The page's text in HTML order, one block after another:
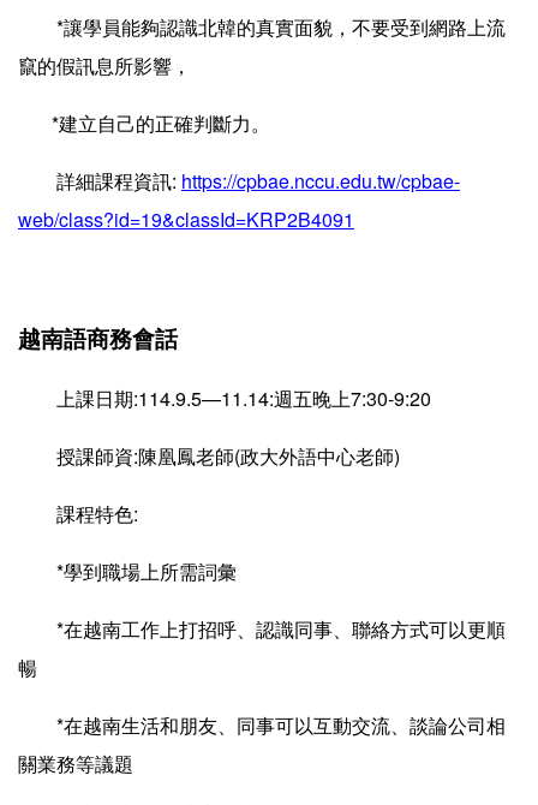
*讓學員能夠認識北韓的真實面貌，不要受到網路上流
竄的假訊息所影響，
*建立自己的正確判斷力。
詳細課程資訊: https://cpbae.nccu.edu.tw/cpbae-
web/class?id=19&classId=KRP2B4091
越南語商務會話
上課日期:114.9.5—11.14:週五晚上7:30-9:20
授課師資:陳凰鳳老師(政大外語中心老師)
課程特色:
*學到職場上所需詞彙
*在越南工作上打招呼、認識同事、聯絡方式可以更順
暢
*在越南生活和朋友、同事可以互動交流、談論公司相
關業務等議題